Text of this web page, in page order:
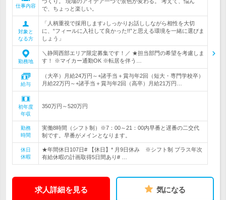
仕事内容
で、ちょっと楽しい。
対象と
なる方
「人柄重視で採用します♪しっかりお話ししながら相性を大切
に、“フィールに入社して良かった!!”と思える環境を一緒に選びま
しょう」
勤務地
＼静岡西部エリア限定募集です！／ ★担当部門の希望を考慮しま
す！ ※マイカー通勤OK ※転居を伴う…
給与
（大卒）月給24万円～+諸手当＋賞与年2回（短大・専門学校卒）
月給22万円～+諸手当＋賞与年2回（高卒）月給21万円…
初年度
年収
350万円～520万円
勤務
時間
実働8時間（シフト制）※7：00～21：00内早番と遅番の二交代
制です。早番がメインとなります。
休日
休暇
★年間休日107日# 【休日】* 月9日休み ※シフト制 プラス年次
有給休暇の計画取得5日間あり# …
求人詳細を見る 気になる